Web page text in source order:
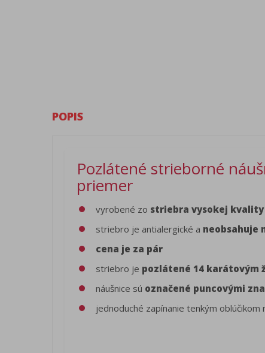
POPIS
Pozlátené strieborné
priemer
vyrobené zo striebra vysokej kvality
striebro je antialergické a neobsahuje
cena je za pár
striebro je pozlátené 14 karátovým
náušnice sú označené puncovými
jednoduché zapínanie tenkým